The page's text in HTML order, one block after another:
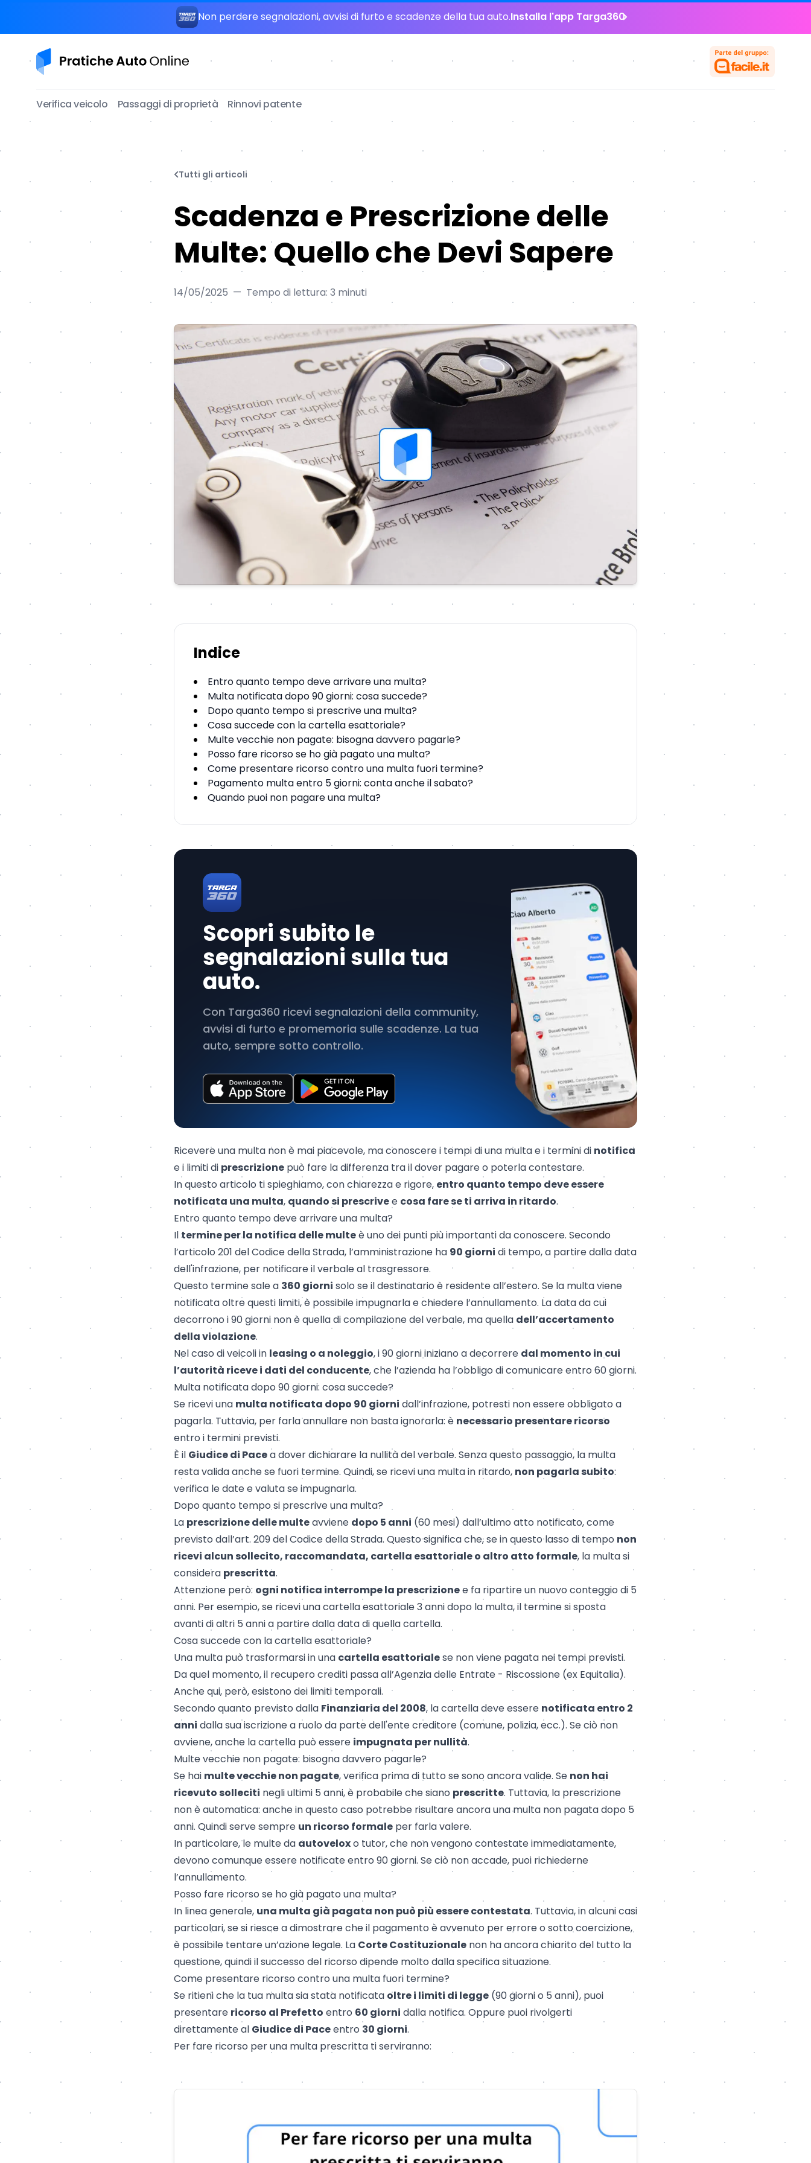
Non perdere segnalazioni, avvisi di furto e scadenze della tua auto.Installa l'app Targa360
Pratiche Auto Online
Verifica veicolo Passaggi di proprietà Rinnovi patente
Tutti gli articoli
Scadenza e Prescrizione delle
Multe: Quello che Devi Sapere
14/05/2025 — Tempo di lettura: 3 minuti
Indice
Entro quanto tempo deve arrivare una multa?
Multa notificata dopo 90 giorni: cosa succede?
Dopo quanto tempo si prescrive una multa?
Cosa succede con la cartella esattoriale?
Multe vecchie non pagate: bisogna davvero pagarle?
Posso fare ricorso se ho già pagato una multa?
Come presentare ricorso contro una multa fuori termine?
Pagamento multa entro 5 giorni: conta anche il sabato?
Quando puoi non pagare una multa?
Scopri subito le
segnalazioni sulla tua
auto.
Con Targa360 ricevi segnalazioni della community,
avvisi di furto e promemoria sulle scadenze. La tua
auto, sempre sotto controllo.
Ricevere una multa non è mai piacevole, ma conoscere i tempi di una multa e i termini di notifica
e i limiti di prescrizione può fare la differenza tra il dover pagare o poterla contestare.
In questo articolo ti spieghiamo, con chiarezza e rigore, entro quanto tempo deve essere
notificata una multa, quando si prescrivee cosa fare se ti arriva in ritardo.
Entro quanto tempo deve arrivare una multa?
Iltermine per la notifica delle multeè uno dei punti più importanti da conoscere. Secondo
l’articolo 201 del Codice della Strada, l’amministrazione ha 90 giorni di tempo, a partire dalla data
dell'infrazione, per notificare il verbale al trasgressore.
Questo termine sale a 360 giorni solo se il destinatario è residente all’estero. Se la multa viene
notificata oltre questi limiti, è possibile impugnarla e chiedere l’annullamento. La data da cui
decorrono i 90 giorni non è quella di compilazione del verbale, ma quella dell’accertamento
della violazione.
Nel caso di veicoli in leasing o a noleggio, i 90 giorni iniziano a decorrere dal momento in cui
l’autorità riceve i dati del conducente, che l’azienda ha l’obbligo di comunicare entro 60 giorni.
Multa notificata dopo 90 giorni: cosa succede?
Se ricevi una multa notificata dopo 90 giorni dall’infrazione, potresti non essere obbligato a
pagarla. Tuttavia, per farla annullare non basta ignorarla: è necessario presentare ricorso
entro i termini previsti.
È il Giudice di Pacea dover dichiarare la nullità del verbale. Senza questo passaggio, la multa
resta valida anche se fuori termine. Quindi, se ricevi una multa in ritardo, non pagarla subito:
verifica le date e valuta se impugnarla.
Dopo quanto tempo si prescrive una multa?
La prescrizione delle multeavviene dopo 5 anni (60 mesi) dall’ultimo atto notificato, come
previsto dall’art. 209 del Codice della Strada. Questo significa che, se in questo lasso di tempo non
ricevi alcun sollecito, raccomandata, cartella esattoriale o altro atto formale, la multa si
considera prescritta.
Attenzione però: ogni notifica interrompe la prescrizionee fa ripartire un nuovo conteggio di 5
anni. Per esempio, se ricevi una cartella esattoriale 3 anni dopo la multa, il termine si sposta
avanti di altri 5 anni a partire dalla data di quella cartella.
Cosa succede con la cartella esattoriale?
Una multa può trasformarsi in una cartella esattorialese non viene pagata nei tempi previsti.
Da quel momento, il recupero crediti passa all’Agenzia delle Entrate - Riscossione (ex Equitalia).
Anche qui, però, esistono dei limiti temporali.
Secondo quanto previsto dalla Finanziaria del 2008, la cartella deve essere notificata entro 2
anni dalla sua iscrizione a ruolo da parte dell'ente creditore (comune, polizia, ecc.). Se ciò non
avviene, anche la cartella può essere impugnata per nullità.
Multe vecchie non pagate: bisogna davvero pagarle?
Se hai multe vecchie non pagate, verifica prima di tutto se sono ancora valide. Se non hai
ricevuto solleciti negli ultimi 5 anni, è probabile che siano prescritte. Tuttavia, la prescrizione
non è automatica: anche in questo caso potrebbe risultare ancora una multa non pagata dopo 5
anni. Quindi serve sempre un ricorso formale per farla valere.
In particolare, le multe da autoveloxo tutor, che non vengono contestate immediatamente,
devono comunque essere notificate entro 90 giorni. Se ciò non accade, puoi richiederne
l’annullamento.
Posso fare ricorso se ho già pagato una multa?
In linea generale, una multa già pagata non può più essere contestata. Tuttavia, in alcuni casi
particolari, se si riesce a dimostrare che il pagamento è avvenuto per errore o sotto coercizione,
è possibile tentare un’azione legale. La Corte Costituzionale non ha ancora chiarito del tutto la
questione, quindi il successo del ricorso dipende molto dalla specifica situazione.
Come presentare ricorso contro una multa fuori termine?
Se ritieni che la tua multa sia stata notificata oltre i limiti di legge (90 giorni o 5 anni), puoi
presentare ricorso al Prefetto entro 60 giorni dalla notifica. Oppure puoi rivolgerti
direttamente al Giudice di Paceentro 30 giorni.
Per fare ricorso per una multa prescritta ti serviranno: